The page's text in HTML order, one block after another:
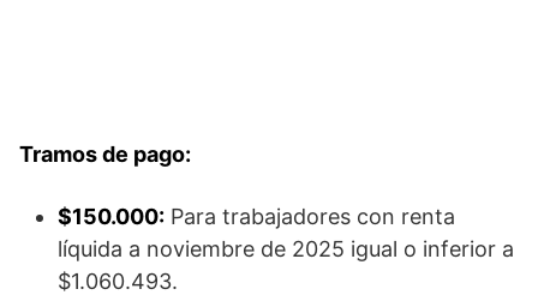
Tramos de pago:
$150.000: Para trabajadores con renta
líquida a noviembre de 2025 igual o inferior a
$1.060.493.